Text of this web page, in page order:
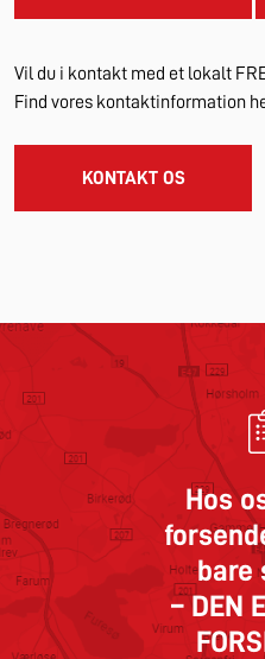
Vil du i kontakt med et lokalt
Find vores kontaktinformation
KONTAKT OS
Hos
bare
– DEN